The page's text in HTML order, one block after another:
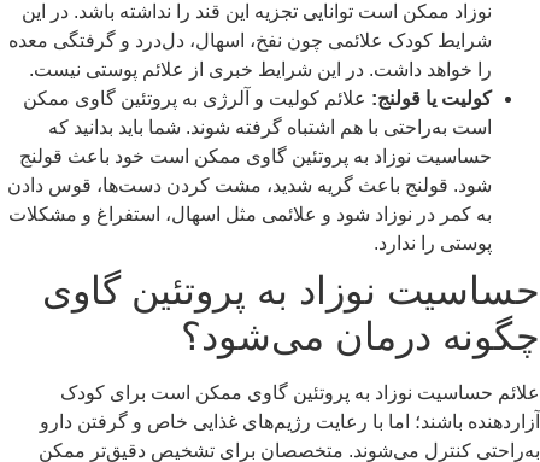
نوزاد ممکن است توانایی تجزیه این قند را نداشته باشد. در این
شرایط کودک علائمی چون نفخ، اسهال، دل‌درد و گرفتگی معده
را خواهد داشت. در این شرایط خبری از علائم پوستی نیست.
کولیت یا قولنج: علائم کولیت و آلرژی به پروتئین گاوی ممکن
است به‌راحتی با هم اشتباه گرفته شوند. شما باید بدانید که
حساسیت نوزاد به پروتئین گاوی ممکن است خود باعث قولنج
شود. قولنج باعث گریه شدید، مشت کردن دست‌ها، قوس دادن
به کمر در نوزاد شود و علائمی مثل اسهال، استفراغ و مشکلات
پوستی را ندارد.
حساسیت نوزاد به پروتئین گاوی
چگونه درمان می‌شود؟
علائم حساسیت نوزاد به پروتئین گاوی ممکن است برای کودک
آزاردهنده باشند؛ اما با رعایت رژیم‌های غذایی خاص و گرفتن دارو
به‌راحتی کنترل می‌شوند. متخصصان برای تشخیص دقیق‌تر ممکن